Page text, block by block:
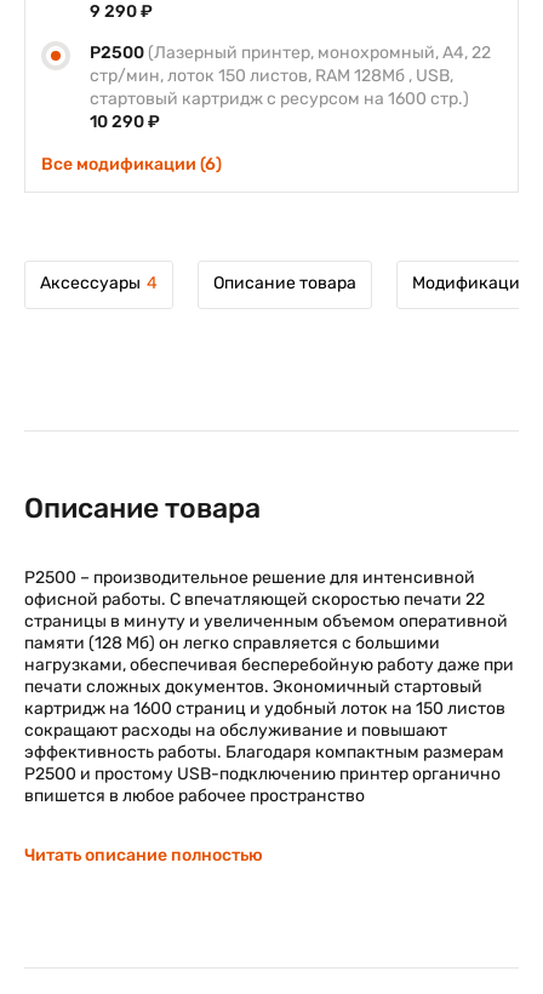
9 290 ₽
P2500 (Лазерный принтер, монохромный, А4, 22
стр/мин, лоток 150 листов, RAM 128Мб , USB,
стартовый картридж с ресурсом на 1600 стр.)
10 290 ₽
Все модификации (6)
Аксессуары 4 Описание товара Модификации
Описание товара
P2500 – производительное решение для интенсивной
офисной работы. С впечатляющей скоростью печати 22
страницы в минуту и увеличенным объемом оперативной
памяти (128 Мб) он легко справляется с большими
нагрузками, обеспечивая бесперебойную работу даже при
печати сложных документов. Экономичный стартовый
картридж на 1600 страниц и удобный лоток на 150 листов
сокращают расходы на обслуживание и повышают
эффективность работы. Благодаря компактным размерам
P2500 и простому USB-подключению принтер органично
впишется в любое рабочее пространство
Читать описание полностью